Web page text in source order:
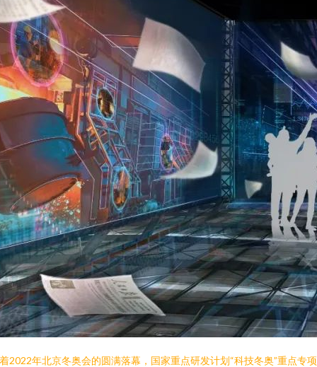
2022年北京冬奥会的圆满落幕，国家重点研发计划“科技冬奥”重点专